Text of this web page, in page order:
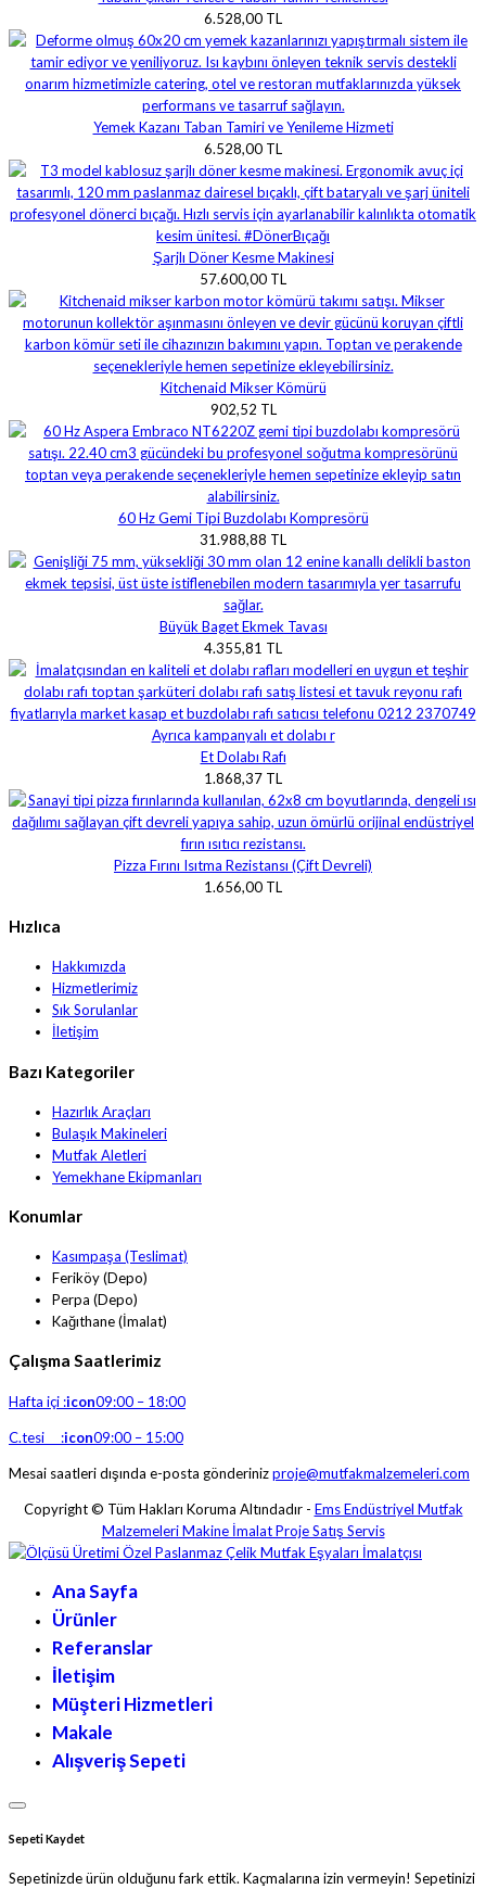
6.528,00 TL
Yemek Kazanı Taban Tamiri ve Yenileme Hizmeti
6.528,00 TL
Şarjlı Döner Kesme Makinesi
57.600,00 TL
Kitchenaid Mikser Kömürü
902,52 TL
60 Hz Gemi Tipi Buzdolabı Kompresörü
31.988,88 TL
Büyük Baget Ekmek Tavası
4.355,81 TL
Et Dolabı Rafı
1.868,37 TL
Pizza Fırını Isıtma Rezistansı (Çift Devreli)
1.656,00 TL
Hızlıca
Hakkımızda
Hizmetlerimiz
Sık Sorulanlar
İletişim
Bazı Kategoriler
Hazırlık Araçları
Bulaşık Makineleri
Mutfak Aletleri
Yemekhane Ekipmanları
Konumlar
Kasımpaşa (Teslimat)
Feriköy (Depo)
Perpa (Depo)
Kağıthane (İmalat)
Çalışma Saatlerimiz
Hafta içi :icon09:00 – 18:00
C.tesi :icon09:00 – 15:00
Mesai saatleri dışında e-posta gönderinizproje@mutfakmalzemeleri.com
Copyright © Tüm Hakları Koruma Altındadır - Ems Endüstriyel Mutfak
Malzemeleri Makine İmalat Proje Satış Servis
Ana Sayfa
Ürünler
Referanslar
İletişim
Müşteri Hizmetleri
Makale
Alışveriş Sepeti
Sepeti Kaydet
Sepetinizde ürün olduğunu fark ettik. Kaçmalarına izin vermeyin! Sepetinizi